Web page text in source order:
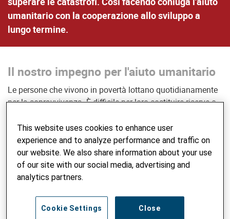
umanitario con la cooperazione allo sviluppo a
lungo termine.
Il nostro impegno per l'aiuto umanitario
Le persone che vivono in povertà lottano quotidianamente
per la sopravvivenza. È difficile per loro costituire riserve o
rendere più sicure le loro case. Non possono scegliere dove
vivere e perciò spesso sono costrette a edificare le loro
abitazioni su coste esposte, su pendii o in territori aridi.
Ecco perché le catastrofi colpiscono maggiormente le
popolazioni già povere.
Negli ultimi anni sono aumentati il numero e la portata
delle catastrofi nel mondo. Una delle cause principali è
This website uses cookies to enhance user
experience and to analyze performance and traffic on
our website. We also share information about your use
of our site with our social media, advertising and
analytics partners.
Close
Cookie Settings